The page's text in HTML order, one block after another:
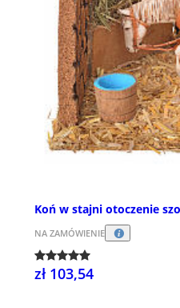
Koń w stajni otoczenie
NA ZAMÓWIENIE
zł 103,54